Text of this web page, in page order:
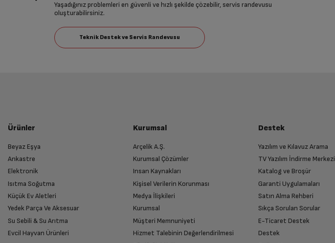
Yaşadığınız problemleri en güvenli ve hızlı şekilde çözebilir, servis randevusu
oluşturabilirsiniz.
Ürünler
Beyaz Eşya
Ankastre
Elektronik
Isıtma Soğutma
Küçük Ev Aletleri
Yedek Parça Ve Aksesuar
Su Sebili & Su Arıtma
Evcil Hayvan Ürünleri
Kurumsal
Arçelik A.Ş.
Kurumsal Çözümler
Insan Kaynakları
Kişisel Verilerin Korunması
Medya İlişkileri
Kurumsal
Müşteri Memnuniyeti
Hizmet Talebinin Değerlendirilmesi
Destek
Yazılım ve Kılavuz Arama
TV Yazılım İndirme Merkezi
Katalog ve Broşür
Garanti Uygulamaları
Satın Alma Rehberi
Sıkça Sorulan Sorular
E-Ticaret Destek
Destek